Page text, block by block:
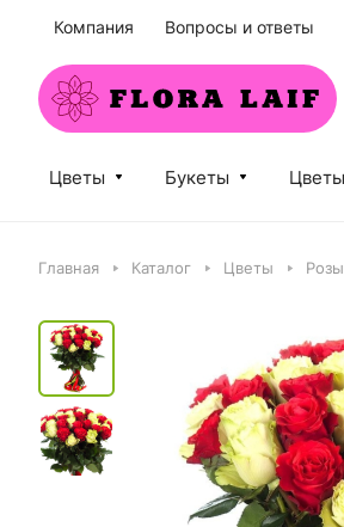
Компания Вопросы и ответы
Цветы Букеты
Главная Каталог Цветы Розы